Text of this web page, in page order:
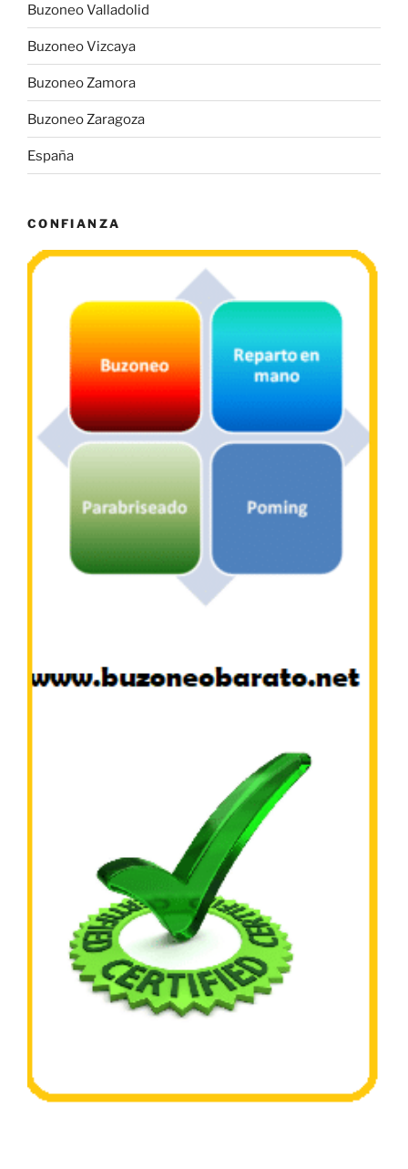
Buzoneo Valladolid
Buzoneo Vizcaya
Buzoneo Zamora
Buzoneo Zaragoza
España
CONFIANZA